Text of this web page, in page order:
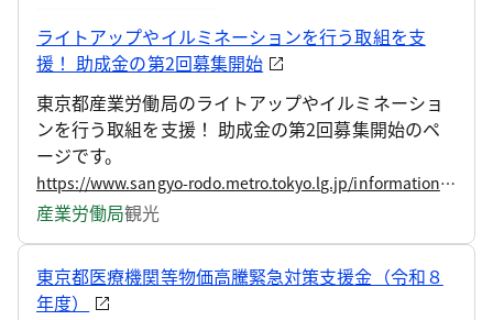
ライトアップやイルミネーションを行う取組を支
援！ 助成金の第2回募集開始
東京都産業労働局のライトアップやイルミネーショ
ンを行う取組を支援！ 助成金の第2回募集開始のペ
ージです。
https://www.sangyo-rodo.metro.tokyo.lg.jp/information/press/2026/07/2026072706
産業労働局観光
東京都医療機関等物価高騰緊急対策支援金（令和８
年度）